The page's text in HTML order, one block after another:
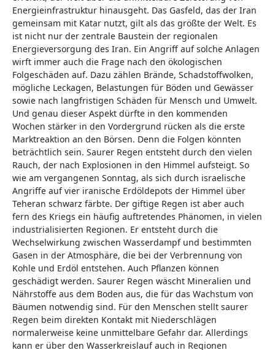
Energieinfrastruktur hinausgeht. Das Gasfeld, das der Iran
gemeinsam mit Katar nutzt, gilt als das größte der Welt. Es
ist nicht nur der zentrale Baustein der regionalen
Energieversorgung des Iran. Ein Angriff auf solche Anlagen
wirft immer auch die Frage nach den ökologischen
Folgeschäden auf. Dazu zählen Brände, Schadstoffwolken,
mögliche Leckagen, Belastungen für Böden und Gewässer
sowie nach langfristigen Schäden für Mensch und Umwelt.
Und genau dieser Aspekt dürfte in den kommenden
Wochen stärker in den Vordergrund rücken als die erste
Marktreaktion an den Börsen. Denn die Folgen könnten
beträchtlich sein. Saurer Regen entsteht durch den vielen
Rauch, der nach Explosionen in den Himmel aufsteigt. So
wie am vergangenen Sonntag, als sich durch israelische
Angriffe auf vier iranische Erdöldepots der Himmel über
Teheran schwarz färbte. Der giftige Regen ist aber auch
fern des Kriegs ein häufig auftretendes Phänomen, in vielen
industrialisierten Regionen. Er entsteht durch die
Wechselwirkung zwischen Wasserdampf und bestimmten
Gasen in der Atmosphäre, die bei der Verbrennung von
Kohle und Erdöl entstehen. Auch Pflanzen können
geschädigt werden. Saurer Regen wäscht Mineralien und
Nährstoffe aus dem Boden aus, die für das Wachstum von
Bäumen notwendig sind. Für den Menschen stellt saurer
Regen beim direkten Kontakt mit Niederschlägen
normalerweise keine unmittelbare Gefahr dar. Allerdings
kann er über den Wasserkreislauf auch in Regionen